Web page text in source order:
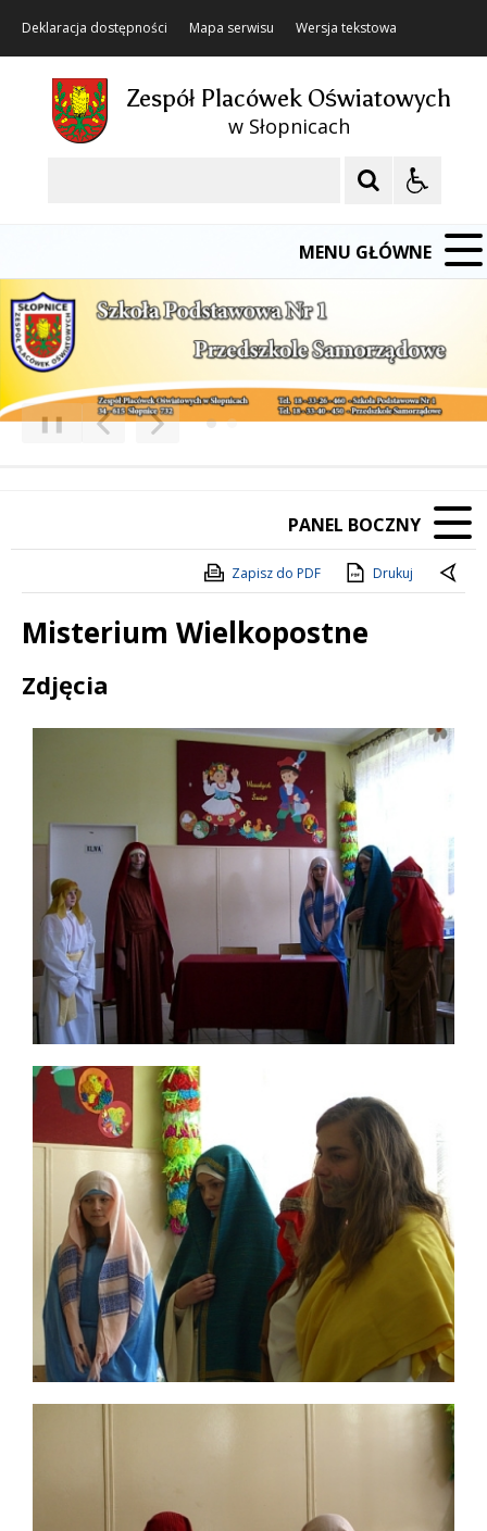
Deklaracja dostępności Mapa serwisu Wersja tekstowa
Zespół Placówek Oświatowych
w Słopnicach
MENU GŁÓWNE
Poprzedni Element
Następny Element
❚❚
PANEL BOCZNY
Zapisz do PDF Drukuj
Misterium Wielkopostne
Treść
Zdjęcia